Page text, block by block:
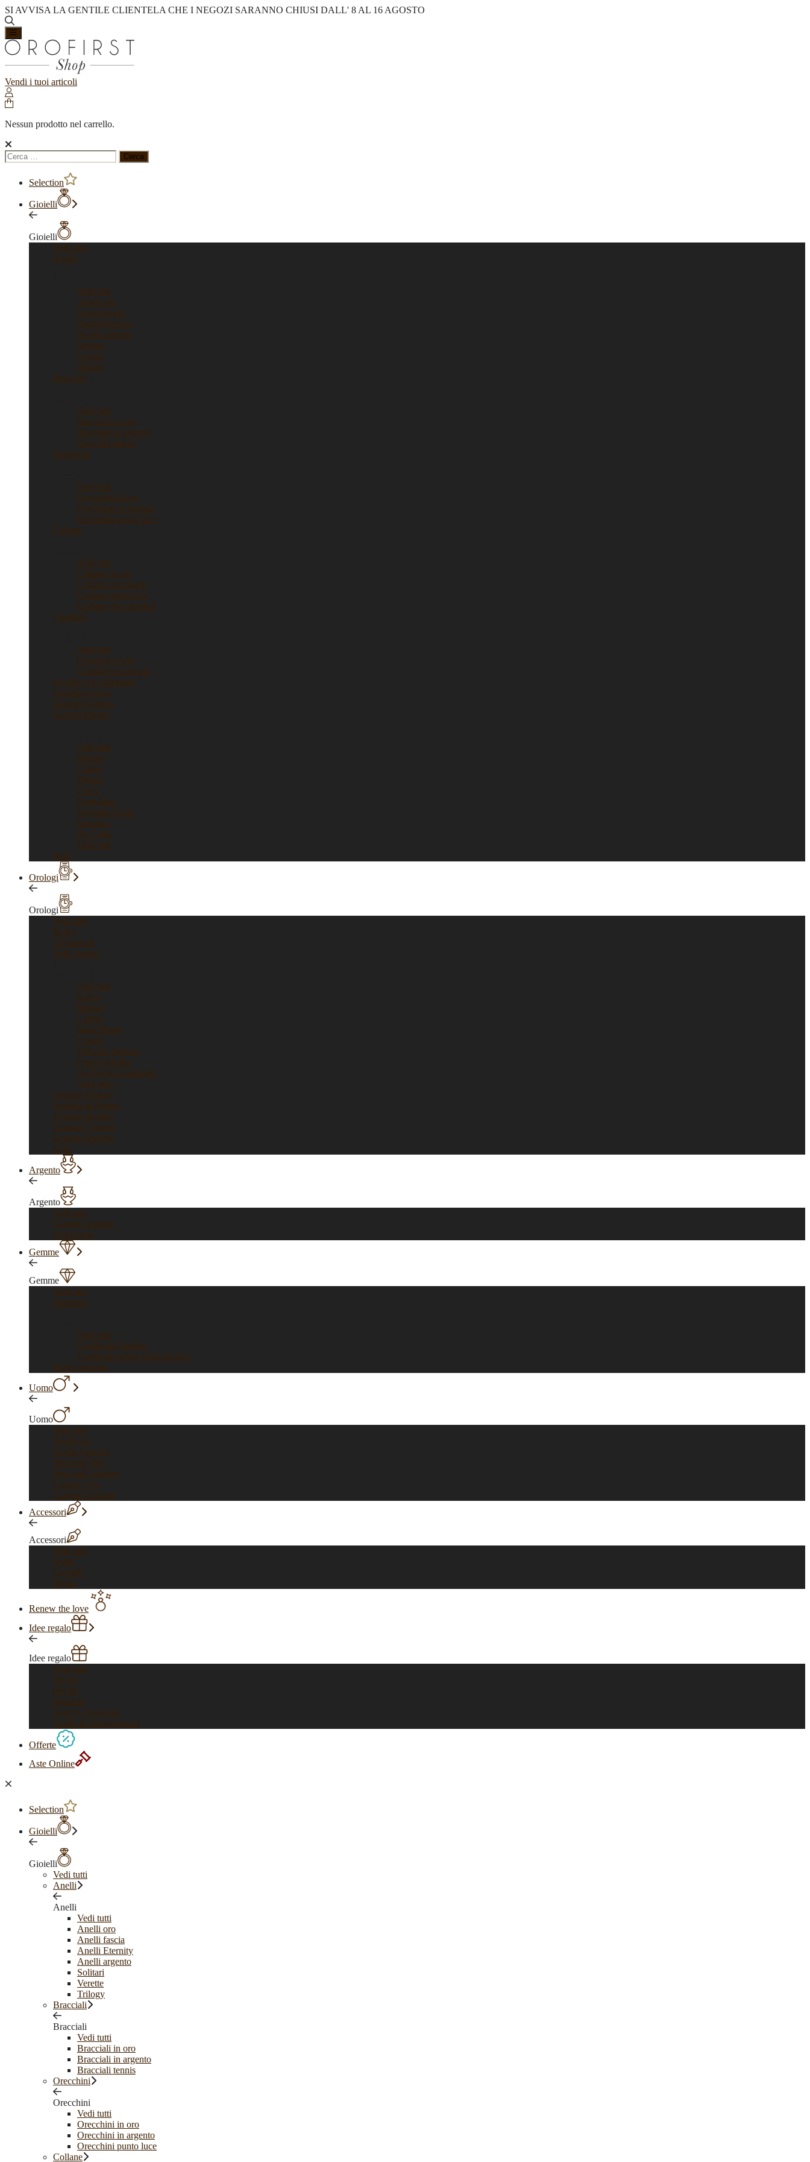
SI AVVISA LA GENTILE CLIENTELA CHE I NEGOZI SARANNO CHIUSI DALL' 8 AL 16 AGOSTO
Vendi i tuoi articoli
Nessun prodotto nel carrello.
Ricerca
per:
Selection
Gioielli
Gioielli
Vedi tutti
Anelli
Vedi tutti
Anelli oro
Anelli fascia
Anelli Eternity
Anelli argento
Solitari
Verette
Trilogy
Bracciali
Vedi tutti
Bracciali in oro
Bracciali in argento
Bracciali tennis
Orecchini
Vedi tutti
Orecchini in oro
Orecchini in argento
Orecchini punto luce
Collane
Vedi tutti
Collane in oro
Collane in argento
Collane punto luce
Collane con ciondoli
Ciondoli
Vedi tutti
Ciondoli in oro
Ciondoli in argento
Gioielli con Diamanti
Gioielli vintage
Gioielli d’artista
Gioielli firmati
Vedi tutti
Bulgari
Cartier
Tiffany
Gucci
Pomellato
Pasquale Bruni
Damiani
Re Carlo
Vedi tutti
Sold
Orologi
Orologi
Vedi tutti
Rolex
Cronografi
Tutti i brand
Vedi tutti
Rolex
Bulgari
Cartier
Mont Blanc
Corum
Officine Panerai
Franck Muller
Vacheron Constantin
Vedi tutti >
Orologi vintage
Orologi di Forma
Orologi gioiello
Orologi Classici
Orologi Sportivi
Sold
Argento
Argento
Vedi tutti
Gioielli Argento
Argenteria
Gemme
Gemme
Vedi tutti
Diamanti
Vedi tutti
Certificati Orofirst
Certificati istituti gemmologici
Pietre preziose
Uomo
Uomo
Vedi tutti
Anelli oro
Anelli Argento
Bracciali Oro
Bracciali Argento
Collane Oro
Collane Argento
Accessori
Accessori
Vedi tutti
Spille
Gemelli
Penne
Renew the love
Idee regalo
Idee regalo
Vedi tutti
Per lui
Per lei
Bambini
Feste e ricorrenze
Anelli di fidanzamento
Offerte
Aste Online
Selection
Gioielli
Gioielli
Vedi tutti
Anelli
Anelli
Vedi tutti
Anelli oro
Anelli fascia
Anelli Eternity
Anelli argento
Solitari
Verette
Trilogy
Bracciali
Bracciali
Vedi tutti
Bracciali in oro
Bracciali in argento
Bracciali tennis
Orecchini
Orecchini
Vedi tutti
Orecchini in oro
Orecchini in argento
Orecchini punto luce
Collane